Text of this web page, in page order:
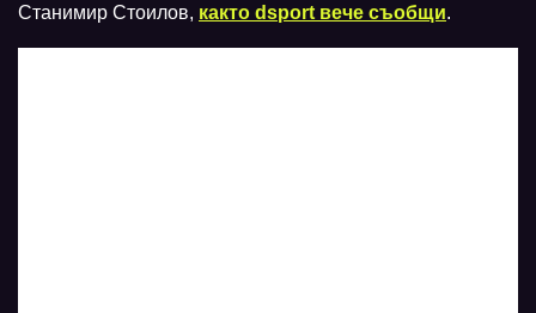
Станимир Стоилов, както dsport вече съобщи.